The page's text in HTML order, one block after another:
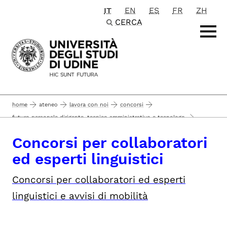
Passa al contenuto principale
IT EN ES FR
ZH
CERCA
home ateneo lavora con noi
concorsi
futuro personale dirigente, tecnico amministrativo e tecnologo
Concorsi per collaboratori
ed esperti linguistici
Concorsi per collaboratori ed esperti
linguistici e avvisi di mobilità